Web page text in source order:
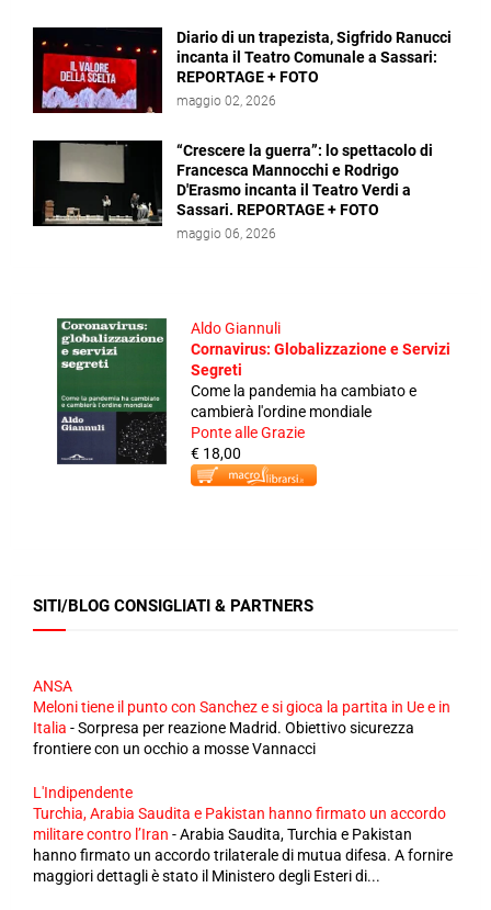
Diario di un trapezista, Sigfrido Ranucci
incanta il Teatro Comunale a Sassari:
REPORTAGE + FOTO
maggio 02, 2026
“Crescere la guerra”: lo spettacolo di
Francesca Mannocchi e Rodrigo
D'Erasmo incanta il Teatro Verdi a
Sassari. REPORTAGE + FOTO
maggio 06, 2026
Aldo Giannuli
Cornavirus: Globalizzazione e Servizi
Segreti
Come la pandemia ha cambiato e
cambierà l'ordine mondiale
Ponte alle Grazie
€ 18,00
SITI/BLOG CONSIGLIATI & PARTNERS
ANSA
Meloni tiene il punto con Sanchez e si gioca la partita in Ue e in
Italia -Sorpresa per reazione Madrid. Obiettivo sicurezza
frontiere con un occhio a mosse Vannacci
L'Indipendente
Turchia, Arabia Saudita e Pakistan hanno firmato un accordo
militare contro l’Iran -Arabia Saudita, Turchia e Pakistan
hanno firmato un accordo trilaterale di mutua difesa. A fornire
maggiori dettagli è stato il Ministero degli Esteri di...